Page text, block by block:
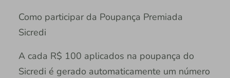
Como participar da Poupança Premiada
Sicredi
A cada R$ 100 aplicados na poupança do
Sicredi é gerado automaticamente um número